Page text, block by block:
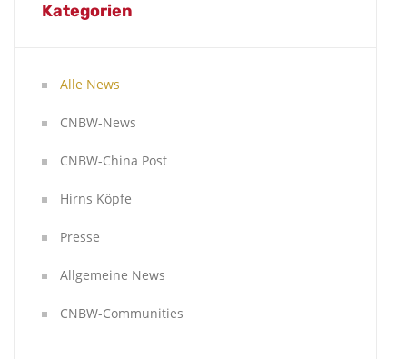
Kategorien
Alle News
CNBW-News
CNBW-China Post
Hirns Köpfe
Presse
Allgemeine News
CNBW-Communities